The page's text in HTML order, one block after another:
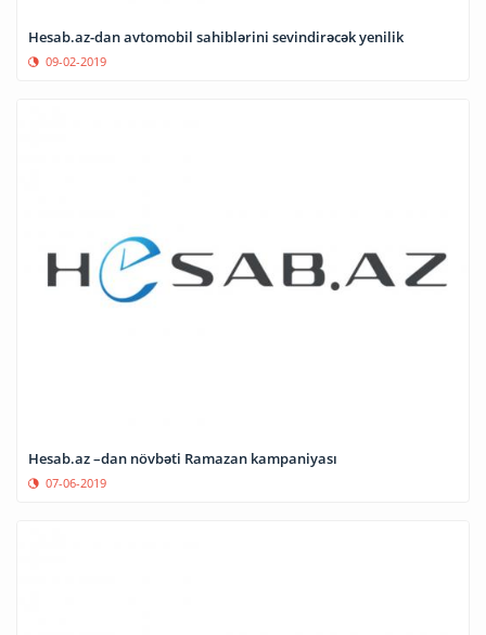
Hesab.az-dan avtomobil sahiblərini sevindirəcək yenilik
09-02-2019
Hesab.az –dan növbəti Ramazan kampaniyası
07-06-2019